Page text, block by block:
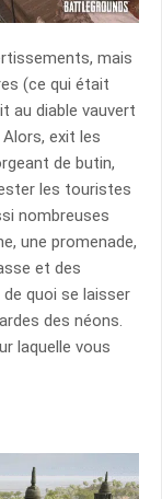
mais
(ce qui était
au diable vauvert
exit les
de butin,
les touristes
nombreuses
une promenade,
et des
quoi se laisser
des néons.
laquelle vous